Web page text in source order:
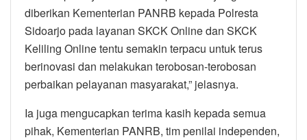
diberikan Kementerian PANRB kepada Polresta
Sidoarjo pada layanan SKCK Online dan SKCK
Keliling Online tentu semakin terpacu untuk terus
berinovasi dan melakukan terobosan-terobosan
perbaikan pelayanan masyarakat,” jelasnya.
Ia juga mengucapkan terima kasih kepada semua
pihak, Kementerian PANRB, tim penilai independen,